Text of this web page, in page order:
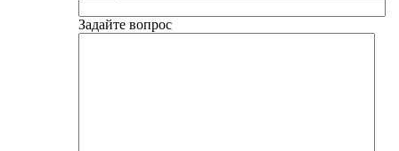
Задайте вопрос